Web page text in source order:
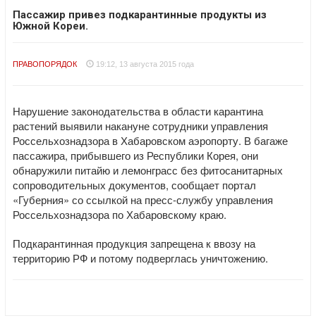
Пассажир привез подкарантинные продукты из
Южной Кореи.
ПРАВОПОРЯДОК 19:12, 13 августа 2015 года
Нарушение законодательства в области карантина
растений выявили накануне сотрудники управления
Россельхознадзора в Хабаровском аэропорту. В багаже
пассажира, прибывшего из Республики Корея, они
обнаружили питайю и лемонграсс без фитосанитарных
сопроводительных документов, сообщает портал
«Губерния» со ссылкой на пресс-службу управления
Россельхознадзора по Хабаровскому краю.
Подкарантинная продукция запрещена к ввозу на
территорию РФ и потому подверглась уничтожению.